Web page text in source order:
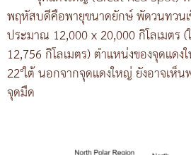
พฤหัสบดีคือพายุขนาดยักษ์ พัดวนทวน
ประมาณ 12,000 x 20,000 กิโลเมตร
12,756 กิโลเมตร) ตำแหน่งของจุดแด
22°ใต้ นอกจากจุดแดงใหญ่ ยังอาจเห็
จุดมืด